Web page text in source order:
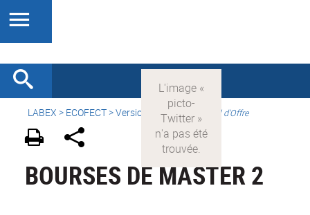
LABEX > ECOFECT>Version française Appel d'Offre
BOURSES DE MASTER 2